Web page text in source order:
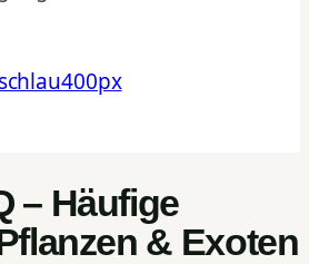
– Häufige
& Exoten